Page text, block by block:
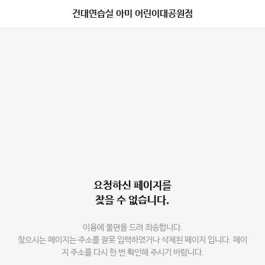
건대연습실 아미 어린이대공원점
요청하신 페이지를
찾을 수 없습니다.
이용에 불편을 드려 죄송합니다.
찾으시는 페이지는 주소를 잘못 입력하였거나 삭제된 페이지 입니다. 페이
지 주소를 다시 한 번 확인해 주시기 바랍니다.